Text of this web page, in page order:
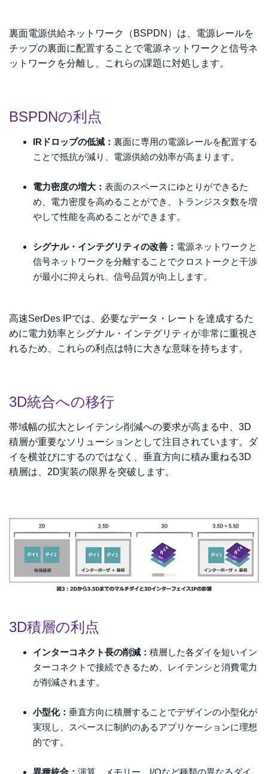
裏面電源供給ネットワーク（BSPDN）は、電源レールを
チップの裏面に配置することで電源ネットワークと信号ネ
ットワークを分離し、これらの課題に対処します。
BSPDNの利点
IRドロップの低減： 裏面に専用の電源レールを配置する
ことで抵抗が減り、電源供給の効率が高まります。
電力密度の増大： 表面のスペースにゆとりができるた
め、電力密度を高めることができ、トランジスタ数を増
やして性能を高めることができます。
シグナル・インテグリティの改善： 電源ネットワークと
信号ネットワークを分離することでクロストークと干渉
が最小に抑えられ、信号品質が向上します。
高速SerDes IPでは、必要なデータ・レートを達成するた
めに電力効率とシグナル・インテグリティが非常に重視さ
れるため、これらの利点は特に大きな意味を持ちます。
3D統合への移行
帯域幅の拡大とレイテンシ削減への要求が高まる中、3D
積層が重要なソリューションとして注目されています。ダ
イを横並びにするのではなく、垂直方向に積み重ねる3D
積層は、2D実装の限界を突破します。
3D積層の利点
インターコネクト長の削減： 積層した各ダイを短いイン
ターコネクトで接続できるため、レイテンシと消費電力
が削減されます。
小型化： 垂直方向に積層することでデザインの小型化が
実現し、スペースに制約のあるアプリケーションに理想
的です。
異種統合： 演算、メモリー、I/Oなど種類の異なるダイ